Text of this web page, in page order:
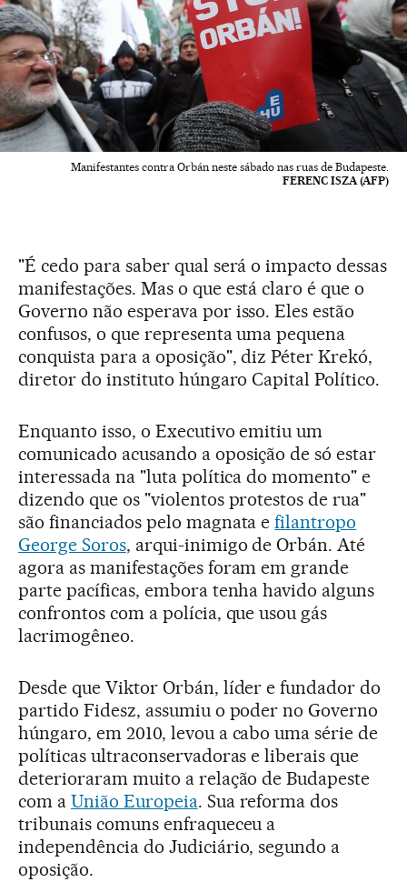
Manifestantes contra Orbán neste sábado nas ruas de Budapeste.
FERENC ISZA (AFP)
"É cedo para saber qual será o impacto dessas
manifestações. Mas o que está claro é que o
Governo não esperava por isso. Eles estão
confusos, o que representa uma pequena
conquista para a oposição", diz Péter Krekó,
diretor do instituto húngaro Capital Político.
Enquanto isso, o Executivo emitiu um
comunicado acusando a oposição de só estar
interessada na "luta política do momento" e
dizendo que os "violentos protestos de rua"
são financiados pelo magnata efilantropo
George Soros, arqui-inimigo de Orbán. Até
agora as manifestações foram em grande
parte pacíficas, embora tenha havido alguns
confrontos com a polícia, que usou gás
lacrimogêneo.
Desde que Viktor Orbán, líder e fundador do
partido Fidesz, assumiu o poder no Governo
húngaro, em 2010, levou a cabo uma série de
políticas ultraconservadoras e liberais que
deterioraram muito a relação de Budapeste
com a União Europeia. Sua reforma dos
tribunais comuns enfraqueceu a
independência do Judiciário, segundo a
oposição.